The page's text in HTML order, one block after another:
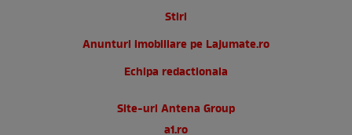
Stiri
Anunturi imobiliare pe Lajumate.ro
Echipa redactionala
Site-uri Antena Group
a1.ro